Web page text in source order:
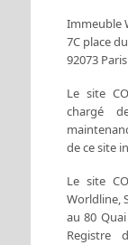
Immeuble
7C place
92073
Le site
chargé
de ce site
Le site
Worldline,
au 80
Registre